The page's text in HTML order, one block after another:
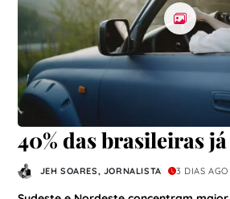
40% das brasileiras
sozinhas; turismo
adaptar a novo perfil
JEH SOARES, JORNALISTA 3 DIAS AGO